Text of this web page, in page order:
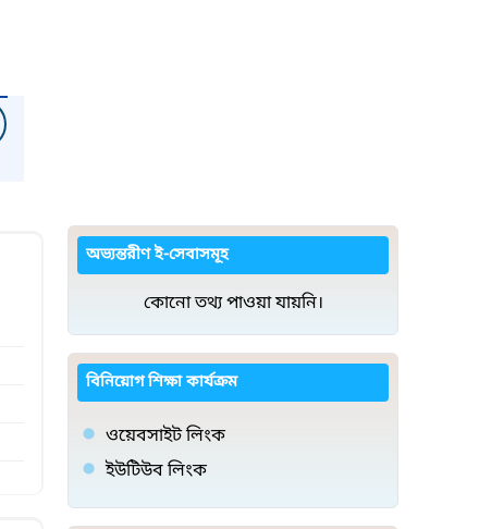
অভ্যন্তরীণ ই-সেবাসমূহ
কোনো তথ্য পাওয়া যায়নি।
বিনিয়োগ শিক্ষা কার্যক্রম
ওয়েবসাইট লিংক
ইউটিউব লিংক